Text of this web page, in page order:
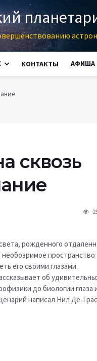
КОНТАКТЫ АФИША
сквозь
рожденного
пространство
его своими глазами.
об
до биологии глаза
написал Нил Де-